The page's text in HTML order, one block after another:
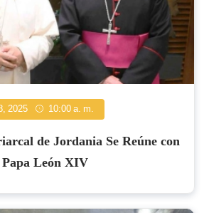
2025 10:00 a. m.
de Jordania Se Reúne con
Papa León XIV